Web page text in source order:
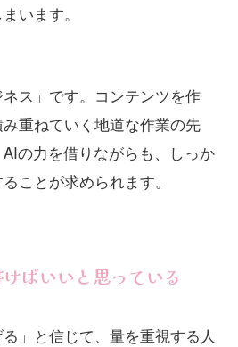
います。
ス」です。コンテンツを作
重ねていく地道な作業の先
の力を借りながらも、しっか
ことが求められます。
ばいいと思っている
る」と信じて、量を重視する人